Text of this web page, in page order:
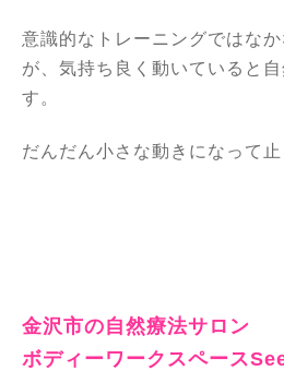
意識的なトレーニングではな
が、気持ち良く動いていると
す。
だんだん小さな動きになって止
金沢市の自然療法サロン
ボディーワークスペース